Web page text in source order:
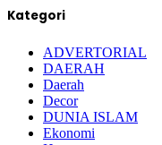
Kategori
ADVERTORIAL
DAERAH
Daerah
Decor
DUNIA ISLAM
Ekonomi